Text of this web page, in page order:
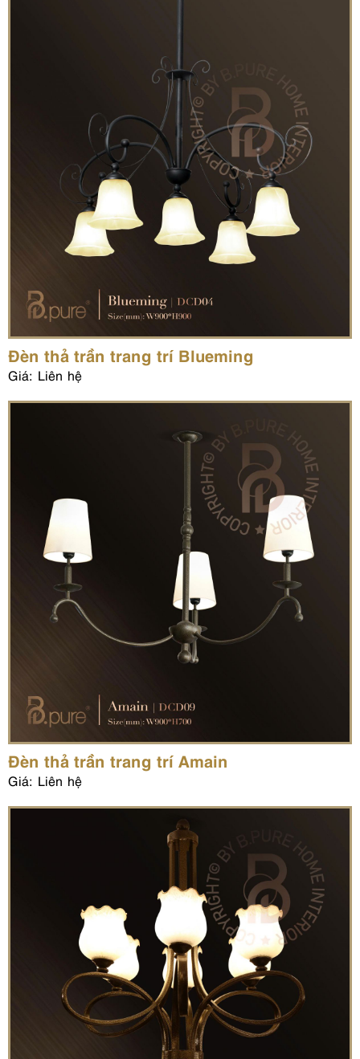
Đèn thả trần trang trí Blueming
Giá: Liên hệ
Đèn thả trần trang trí Amain
Giá: Liên hệ